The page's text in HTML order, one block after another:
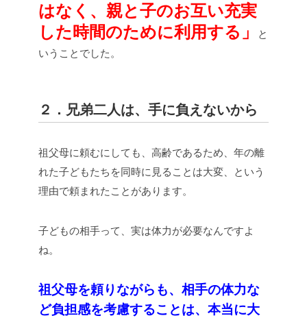
はなく、親と子のお互い充実
した時間のために利用する」
と
いうことでした。
２．兄弟二人は、手に負えないから
祖父母に頼むにしても、高齢であるため、年の離
れた子どもたちを同時に見ることは大変、という
理由で頼まれたことがあります。
子どもの相手って、実は体力が必要なんですよ
ね。
祖父母を頼りながらも、相手の体力な
ど負担感を考慮することは、本当に大